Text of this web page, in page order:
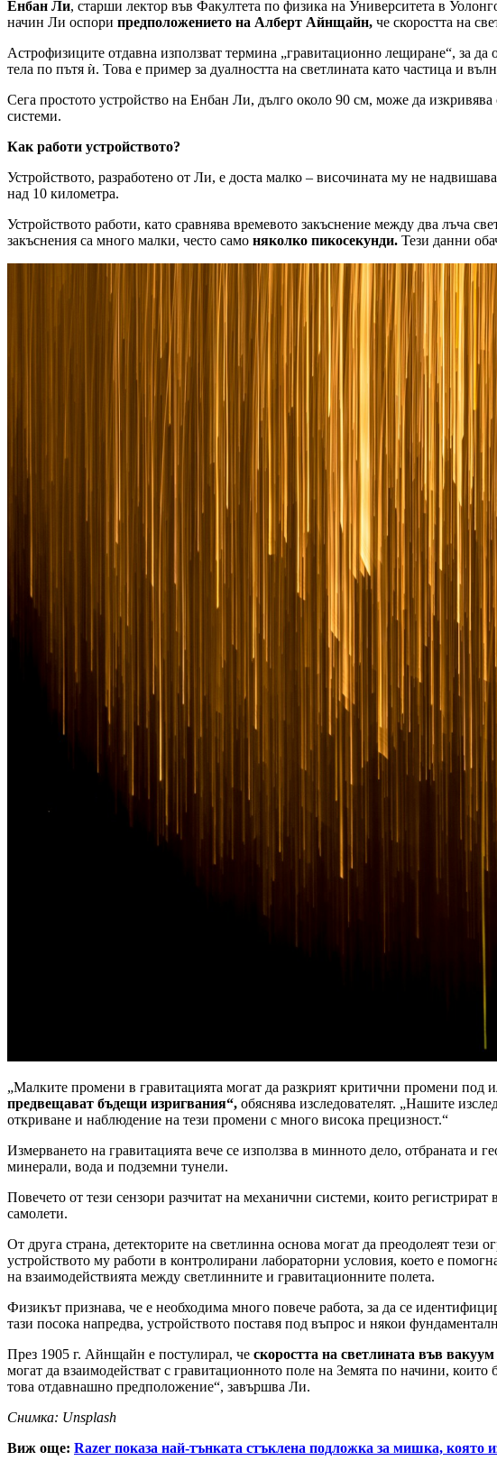
Енбан Ли, старши лектор във Факултета по физика на Университета в
начин Ли оспори предположението на Алберт Айнщайн, че скоростта на
Астрофизиците отдавна използват термина „гравитационно лещиране“, за да
тела по пътя ѝ. Това е пример за дуалността на светлината като частица и
Сега простото устройство на Енбан Ли, дълго около 90 см, може да
системи.
Как работи устройството?
Устройството, разработено от Ли, е доста малко – височината му не
над 10 километра.
Устройството работи, като сравнява времевото закъснение между два лъча
закъснения са много малки, често само няколко пикосекунди. Тези данни
„Малките промени в гравитацията могат да разкрият критични промени под
предвещават бъдещи изригвания“, обяснява изследователят. „Нашите
откриване и наблюдение на тези промени с много висока прецизност.“
Измерването на гравитацията вече се използва в минното дело, отбраната и
минерали, вода и подземни тунели.
Повечето от тези сензори разчитат на механични системи, които
самолети.
От друга страна, детекторите на светлинна основа могат да преодолеят тези
устройството му работи в контролирани лабораторни условия, което е
на взаимодействията между светлинните и гравитационните полета.
Физикът признава, че е необходима много повече работа, за да се
тази посока напредва, устройството поставя под въпрос и някои
През 1905 г. Айнщайн е постулирал, че скоростта на светлината във вакуум
могат да взаимодействат с гравитационното поле на Земята по начини,
това отдавнашно предположение“, завършва Ли.
Снимка: Unsplash
Виж още: Razer показа най-тънката стъклена подложка за мишка, която